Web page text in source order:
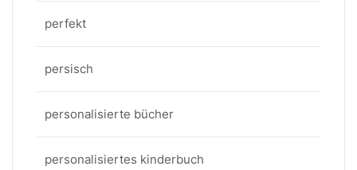
perfekt
persisch
personalisierte bücher
personalisiertes kinderbuch